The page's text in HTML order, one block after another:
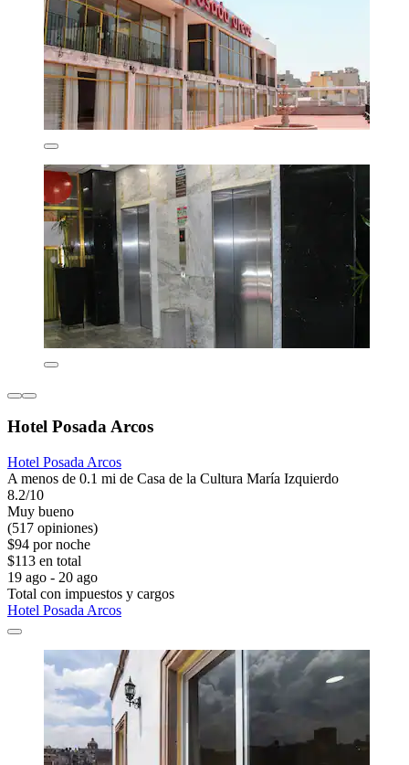
Hotel Posada Arcos
Hotel Posada Arcos
A menos de 0.1 mi de Casa de la Cultura María Izquierdo
8.2/10
Muy bueno
(517 opiniones)
$94 por noche
$113 en total
19 ago - 20 ago
Total con impuestos y cargos
Hotel Posada Arcos